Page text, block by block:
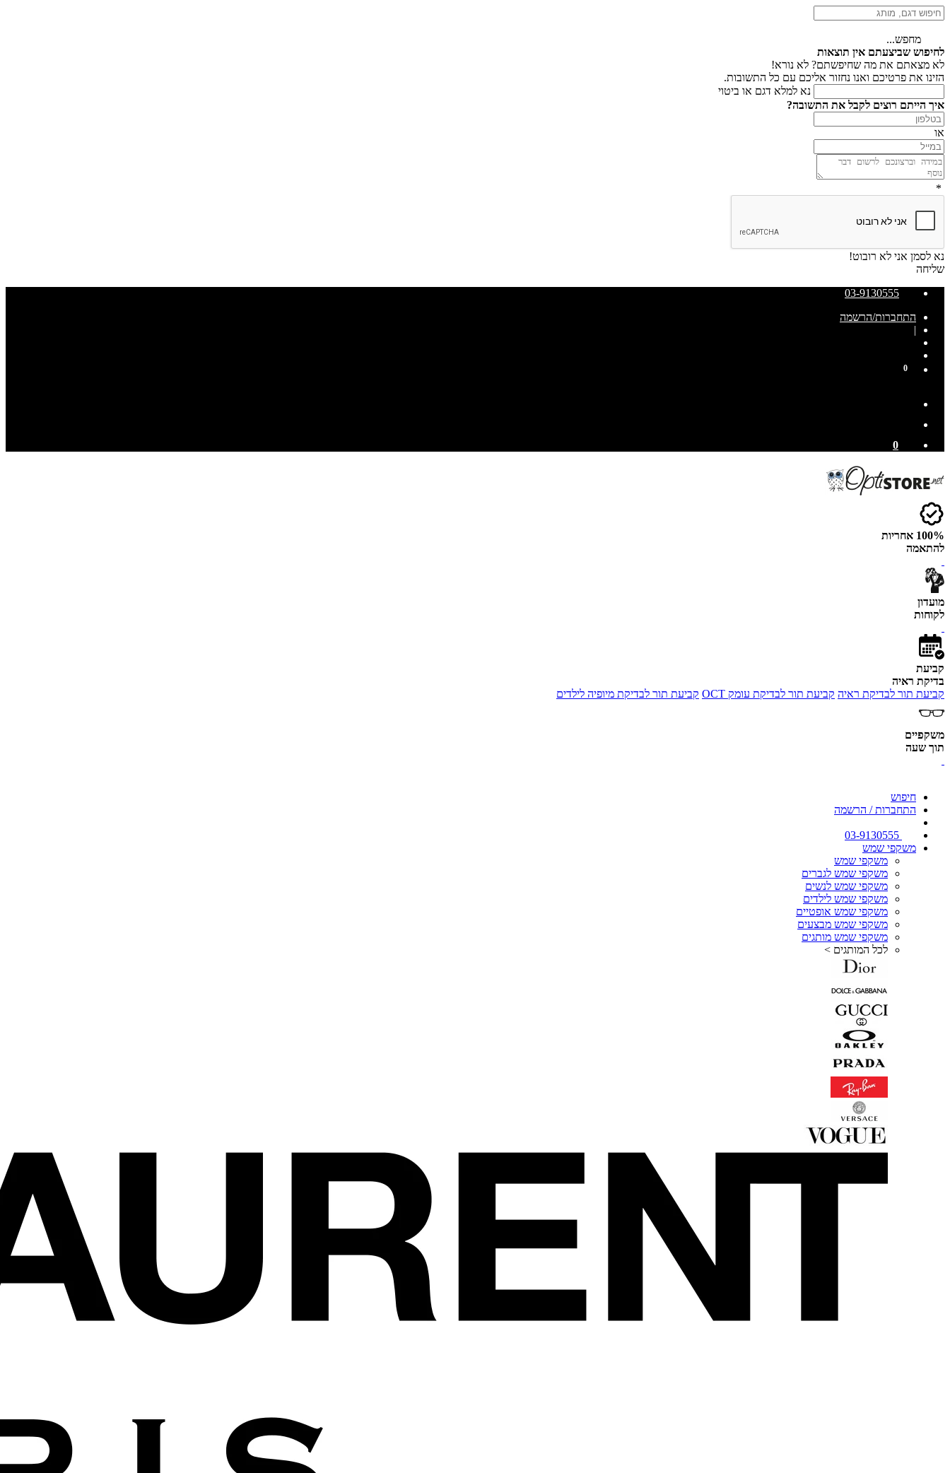
מחפש...
לחיפוש שביצעתם אין תוצאות
לא מצאתם את מה שחיפשתם? לא נורא!
הזינו את פרטיכם ואנו נחזור אליכם עם כל התשובות.
נא למלא דגם או ביטוי
איך הייתם רוצים לקבל את התשובה?
או
*
נא לסמן אני לא רובוט!
שליחה
03-9130555
התחברות/הרשמה
|
0
0
100% אחריות
להתאמה
מועדון
לקוחות
קביעת
בדיקת ראיה
קביעת תור לבדיקת ראיה קביעת תור לבדיקת עומק OCT קביעת תור לבדיקת מיופיה לילדים
משקפיים
תוך שעה
חיפוש
התחברות / הרשמה
משקפי שמש
משקפי שמש
משקפי שמש לגברים
משקפי שמש לנשים
משקפי שמש לילדים
משקפי שמש אופטיים
משקפי שמש מבצעים
משקפי שמש מותגים
לכל המותגים >